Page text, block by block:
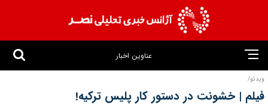
عناوین اخبار
ویدئو/
فیلم | خشونت در دستور کار پلیس ترکیه!